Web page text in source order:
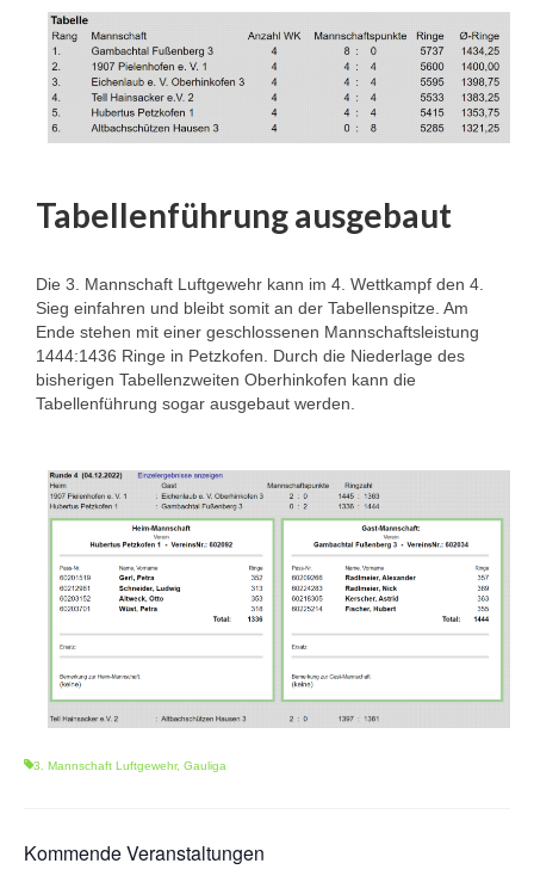
Die Geschichte unserer Kapelle
Jugendarbeit
Ergebnisse
2. Mannschaft Luftgewehr
1. Mannschaft Luftpistole
1. Mannschaft Auflage
2. Mannschaft Auflage
Termine
Galerie
FAQ
Mitglied werden
Sektion Am Wenzenbach
Tabellenführung ausgebaut
Die 3. Mannschaft Luftgewehr kann im 4. Wettkampf den 4.
Sieg einfahren und bleibt somit an der Tabellenspitze. Am
Ende stehen mit einer geschlossenen Mannschaftsleistung
1444:1436 Ringe in Petzkofen. Durch die Niederlage des
bisherigen Tabellenzweiten Oberhinkofen kann die
Tabellenführung sogar ausgebaut werden.
3. Mannschaft Luftgewehr, Gauliga
Kommende Veranstaltungen